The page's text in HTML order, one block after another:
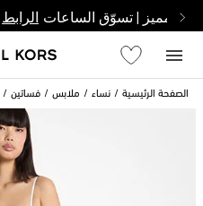
مميز | تسوّق الساعات الرابط
الصفحة الرئيسية نساء ملابس فساتين